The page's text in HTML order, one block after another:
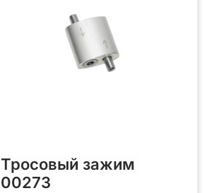
Тросовый зажим
00273